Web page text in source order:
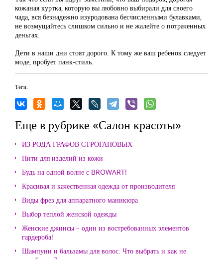
кожаная куртка, которую вы любовно выбирали для своего
чада, вся безнадежно изуродована бесчисленными булавками,
не возмущайтесь слишком сильно и не жалейте о потраченных
деньгах.
Дети в наши дни стоят дорого. К тому же ваш ребенок следует
моде, пробует панк-стиль.
Теги:
Еще в рубрике «Салон красоты»
ИЗ РОДА ГРАФОВ СТРОГАНОВЫХ
Нити для изделий из кожи
Будь на одной волне с BROWART!
Красивая и качественная одежда от производителя
Виды фрез для аппаратного маникюра
Выбор теплой женской одежды
Женские джинсы – один из востребованных элементов
гардероба!
Шампуни и бальзамы для волос. Что выбрать и как не